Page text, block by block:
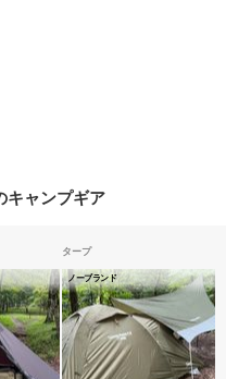
キャンプギア
タープ
ノーブランド